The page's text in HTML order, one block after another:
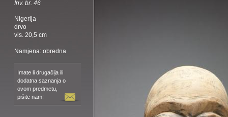
Inv. br. 46
Nigerija
drvo
vis. 20,5 cm
Namjena: obredna
Imate li drugačija ili
dodatna saznanja o
ovom predmetu,
pišite nam!